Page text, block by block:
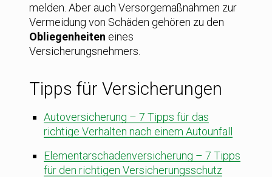
melden. Aber auch Versorgemaßnahmen zur
Vermeidung von Schäden gehören zu den
Obliegenheiten eines
Versicherungsnehmers.
Tipps für Versicherungen
Autoversicherung – 7 Tipps für das
richtige Verhalten nach einem Autounfall
Elementarschadenversicherung – 7 Tipps
für den richtigen Versicherungsschutz